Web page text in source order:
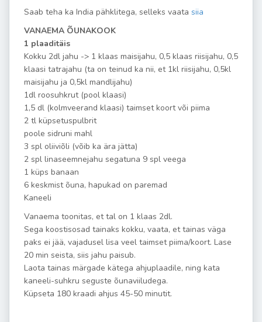
Saab teha ka India pähklitega, selleks vaata siia
VANAEMA ÕUNAKOOK
1 plaaditäis
Kokku 2dl jahu -> 1 klaas maisijahu, 0,5 klaas riisijahu, 0,5
klaasi tatrajahu (ta on teinud ka nii, et 1kl riisijahu, 0,5kl
maisijahu ja 0,5kl mandlijahu)
1dl roosuhkrut (pool klaasi)
1,5 dl (kolmveerand klaasi) taimset koort või piima
2 tl küpsetuspulbrit
poole sidruni mahl
3 spl oliiviõli (võib ka ära jätta)
2 spl linaseemnejahu segatuna 9 spl veega
1 küps banaan
6 keskmist õuna, hapukad on paremad
Kaneeli
Vanaema toonitas, et tal on 1 klaas 2dl.
Sega koostisosad tainaks kokku, vaata, et tainas väga
paks ei jää, vajadusel lisa veel taimset piima/koort. Lase
20 min seista, siis jahu paisub.
Laota tainas märgade kätega ahjuplaadile, ning kata
kaneeli-suhkru seguste õunaviiludega.
Küpseta 180 kraadi ahjus 45-50 minutit.